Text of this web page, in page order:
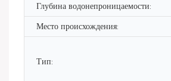
Глубина водонепроницаемости:
Место происхождения:
Тип: